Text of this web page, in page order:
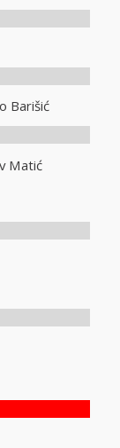
Barišić
Matić